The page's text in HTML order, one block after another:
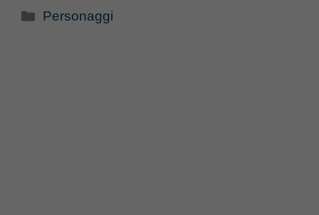
Categorie
Personaggi